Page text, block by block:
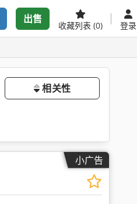
出售
收藏列表 (0) 登录
相关性
小广告